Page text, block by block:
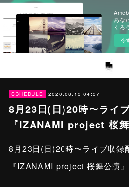
あな
くろう
今
SCHEDULE 2020.08.13 04:37
8月23日(日)20時〜ライ
『IZANAMI project 桜舞
8月23日(日)20時〜ライブ収録
『IZANAMI project 桜舞公演』